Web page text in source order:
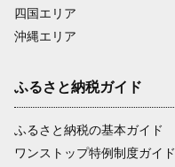
四国エリア
沖縄エリア
ふるさと納税ガイド
ふるさと納税の基本ガイド
ワンストップ特例制度ガイド